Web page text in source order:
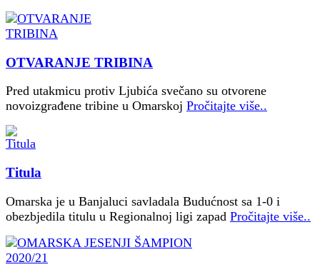
OTVARANJE TRIBINA
Pred utakmicu protiv Ljubića svečano su otvorene
novoizgrađene tribine u Omarskoj Pročitajte više..
Titula
Omarska je u Banjaluci savladala Budućnost sa 1-0 i
obezbjedila titulu u Regionalnoj ligi zapad Pročitajte više..